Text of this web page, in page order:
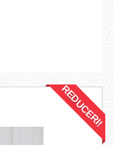
REDUCERI!